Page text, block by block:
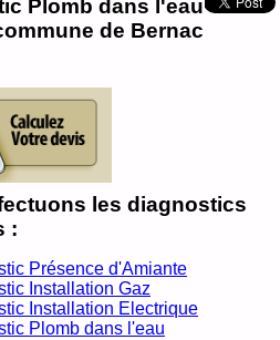
Plomb dans l'eau
de Bernac
les diagnostics
:
Présence d'Amiante
Installation Gaz
Installation Electrique
Plomb dans l'eau